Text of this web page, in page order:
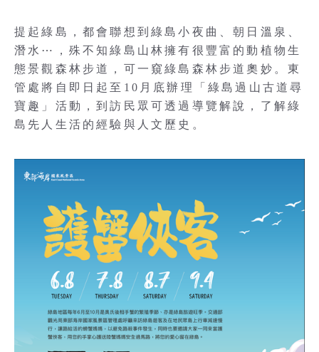
提起綠島，都會聯想到綠島小夜曲、朝日溫泉、
潛水⋯，殊不知綠島山林擁有很豐富的動植物生
態景觀森林步道，可一窺綠島森林步道奧妙。東
管處將自即日起至10月底辦理「綠島過山古道尋
寶趣」活動，到訪民眾可透過導覽解說，了解綠
島先人生活的經驗與人文歷史。